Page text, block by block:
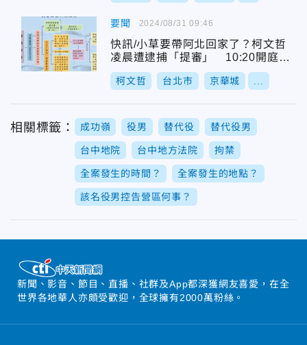
要聞
快訊/小草要帶阿北回家了？柯文哲
凌晨遭逮捕「提審」 10:20開庭！
關鍵流程曝光
柯文哲 台北市 京華城
2024/08/31 09:46
相關標籤： 成功嶺 役男 替代役 替代役男
台中地院 台中地方法院 拘禁
全案發生的時間？ 全案發生的地點？
該名役男控告營區何事？
新聞、影音、節目、直播、社群及App都深獲網友喜愛，在全
世界各地華人亦頗受歡迎，全球擁有2000萬粉絲。